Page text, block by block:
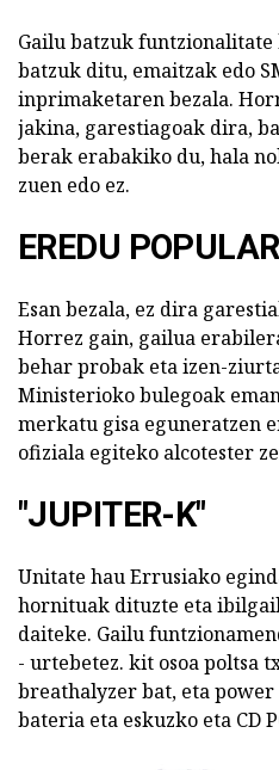
Gailu batzuk
batzuk ditu, emaitzak edo
inprimaketaren bezala.
jakina, garestiagoak dira,
berak erabakiko du, hala
zuen edo ez.
EREDU
Esan bezala, ez dira
Horrez gain, gailua
behar probak eta izen-
Ministerioko bulegoak
merkatu gisa eguneratzen
ofiziala egiteko alcotester
"JUPITER-K"
Unitate hau Errusiako
hornituak dituzte eta
daiteke. Gailu
- urtebetez. kit osoa poltsa
breathalyzer bat, eta
bateria eta eskuzko eta CD